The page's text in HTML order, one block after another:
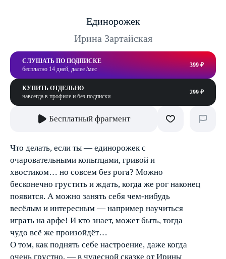
Единорожек
Ирина Зартайская
СЛУШАТЬ ПО ПОДПИСКЕ
бесплатно 14 дней, далее /мес
399 ₽
КУПИТЬ ОТДЕЛЬНО
навсегда в профиле и без подписки
299 ₽
Бесплатный фрагмент
Что делать, если ты — единорожек с
очаровательными копытцами, гривой и
хвостиком… но совсем без рога? Можно
бесконечно грустить и ждать, когда же рог наконец
появится. А можно занять себя чем-нибудь
весёлым и интересным — например научиться
играть на арфе! И кто знает, может быть, тогда
чудо всё же произойдёт…
О том, как поднять себе настроение, даже когда
очень грустно, — в чудесной сказке от Ирины